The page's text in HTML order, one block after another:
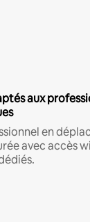
aux
en
avec accès